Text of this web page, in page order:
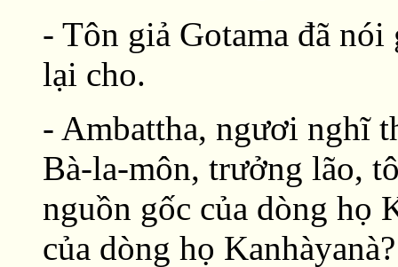
- Tôn giả Gotama đã
lại cho.
- Ambattha, ngươi nghĩ
Bà-la-môn, trưởng lão,
nguồn gốc của dòng họ
của dòng họ Kanhàyanà?